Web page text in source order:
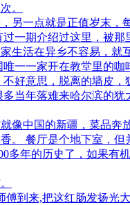
。
另一点就是正值岁末，
一期介绍过这里，被
生活在异乡不容易，就
一一家开在教堂里的
好意思，脱离的墙皮
当年落难来哈尔滨的
像中国的新疆，菜品奔
。 餐厅是个地下室，
多年的历史了，如果有
到来,把这红肠发扬光